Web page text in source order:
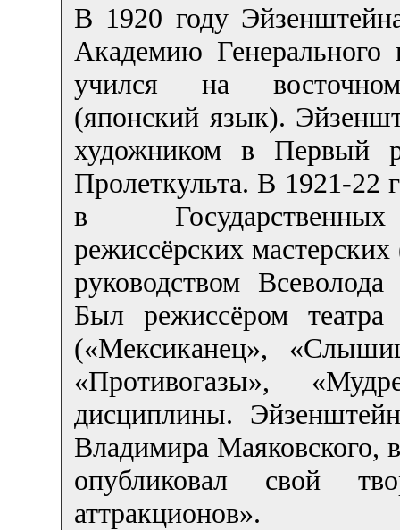
В 1920 году
Академию Генерального
учился на
(японский язык).
художником в Первый
Пролеткульта. В 1921-22
в
режиссёрских
руководством
Был режиссёром театра
(«Мексиканец»,
«Противогазы»,
дисциплины.
Владимира Маяковского,
опубликовал свой
аттракционов».